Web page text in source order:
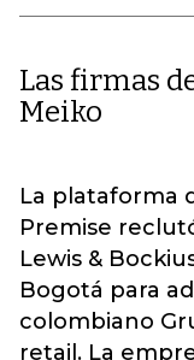
Las firmas
Meiko
La plataforma
Premise
Lewis &
Bogotá para
colombiano
retail. La